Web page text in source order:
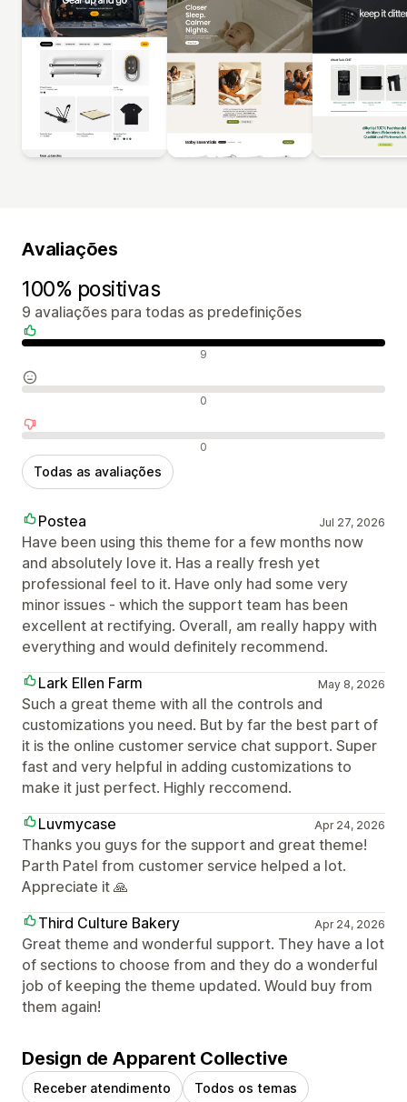
Avaliações
100% positivas
9 avaliações para todas as predefinições
Avaliações positivas 9
Avaliações neutras 0
Avaliações negativas 0
Todas as avaliações
Postea Jul 27, 2026
Have been using this theme for a few months now
and absolutely love it. Has a really fresh yet
professional feel to it. Have only had some very
minor issues - which the support team has been
excellent at rectifying. Overall, am really happy with
everything and would definitely recommend.
Lark Ellen Farm
May 8, 2026
Such a great theme with all the controls and
customizations you need. But by far the best part of
it is the online customer service chat support. Super
fast and very helpful in adding customizations to
make it just perfect. Highly reccomend.
Luvmycase
Apr 24, 2026
Thanks you guys for the support and great theme!
Parth Patel from customer service helped a lot.
Appreciate it 🙏
Third Culture Bakery
Apr 24, 2026
Great theme and wonderful support. They have a lot
of sections to choose from and they do a wonderful
job of keeping the theme updated. Would buy from
them again!
Design de Apparent Collective
Receber atendimento Todos os temas